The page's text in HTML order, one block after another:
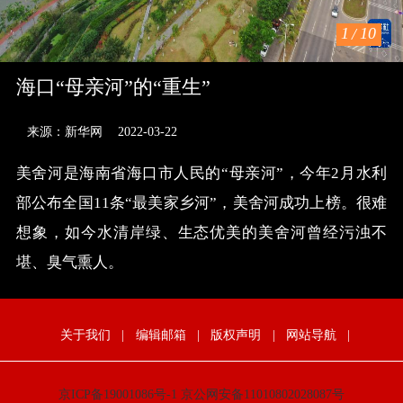
1 /10
海口“母亲河”的“重生”
来源：新华网 2022-03-22
美舍河是海南省海口市人民的“母亲河”，今年2月水利
部公布全国11条“最美家乡河”，美舍河成功上榜。很难
想象，如今水清岸绿、生态优美的美舍河曾经污浊不
堪、臭气熏人。
关于我们 | 编辑邮箱 | 版权声明 | 网站导航 |
京ICP备19001086号-1 京公网安备11010802028087号